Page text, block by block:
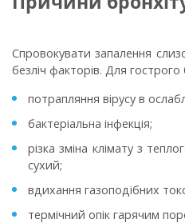
Спровокувати запалення
безліч факторів. Для
потрапляння вірусу в
бактеріальна інфекція;
різка зміна клімату з
сухий;
вдихання газоподібних
термічний опік гарячим